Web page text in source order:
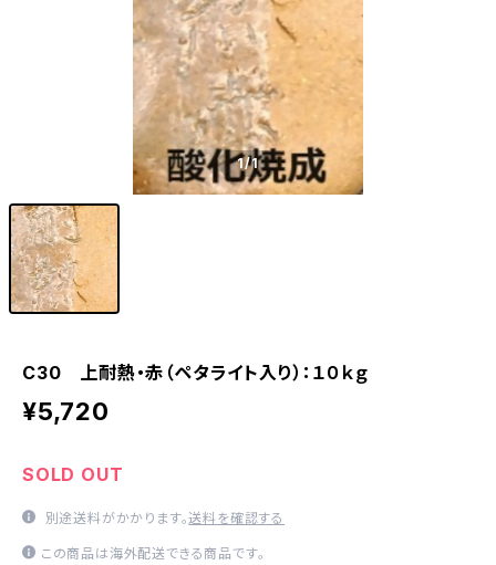
1/1
C30 上耐熱・赤（ペタライト入り）：１０ｋｇ
¥5,720
SOLD OUT
別途送料がかかります。送料を確認する
この商品は海外配送できる商品です。